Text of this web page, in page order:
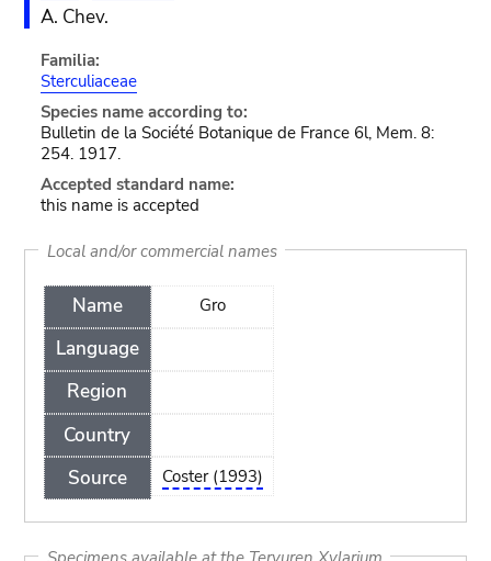
A. Chev.
Familia:
Sterculiaceae
Species name according to:
Bulletin de la Société Botanique de France 6l, Mem. 8:
254. 1917.
Accepted standard name:
this name is accepted
Local and/or commercial names
Name
Language
Region
Country
Source
Gro
Coster (1993)
Specimens available at the Tervuren Xylarium